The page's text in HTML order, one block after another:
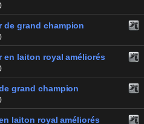
de grand champion
en laiton royal améliorés
grand champion
laiton royal améliorés